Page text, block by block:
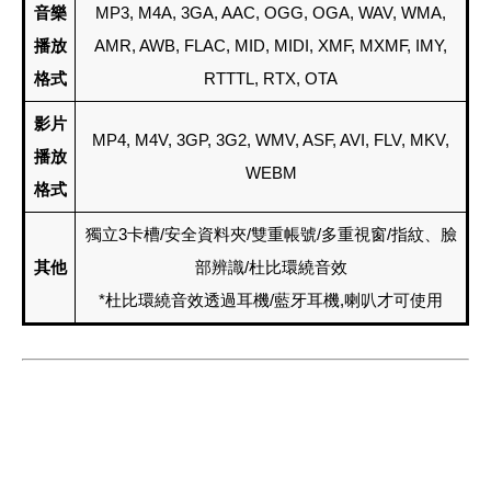
音樂
播放
格式
MP3, M4A, 3GA, AAC, OGG, OGA, WAV, WMA,
AMR, AWB, FLAC, MID, MIDI, XMF, MXMF, IMY,
RTTTL, RTX, OTA
影片
播放
格式
MP4, M4V, 3GP, 3G2, WMV, ASF, AVI, FLV, MKV,
WEBM
其他
獨立3卡槽/安全資料夾/雙重帳號/多重視窗/指紋、臉
部辨識/杜比環繞音效
*杜比環繞音效透過耳機/藍牙耳機,喇叭才可使用